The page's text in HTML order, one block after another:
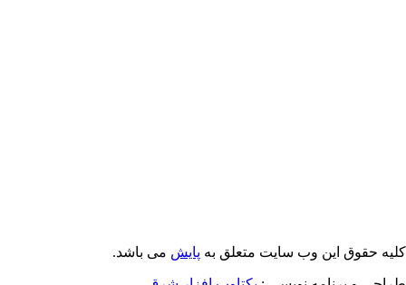
حقوق این وب سایت متعلق بهپایشمی باشد.